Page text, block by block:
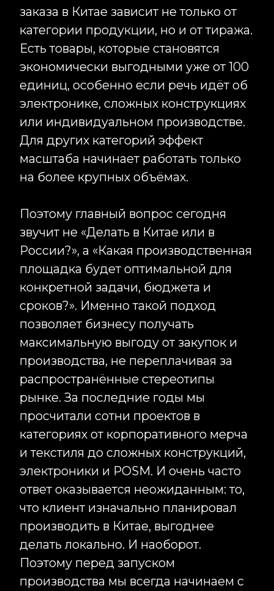
и текстиля до сложных конструкций,
ответ оказывается неожиданным: то,
что клиент изначально планировал
производить в Китае, выгоднее
делать локально. И наоборот.
Поэтому перед запуском
производства мы всегда начинаем с
это позволяет сократить бюджет,
избежать лишней логистики и
выбрать действительно оптимальную
Соцсети
Контакты Информация
Telegram
Instagram*